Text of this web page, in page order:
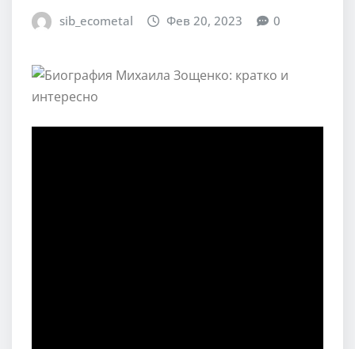
sib_ecometal Фев 20, 2023 0